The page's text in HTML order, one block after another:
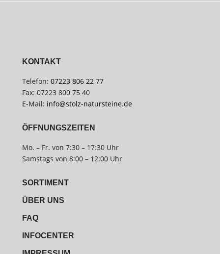
KONTAKT
Telefon: 07223 806 22 77
Fax: 07223 800 75 40
E-Mail: info@stolz-natursteine.de
ÖFFNUNGSZEITEN
Mo. – Fr. von 7:30 – 17:30 Uhr
Samstags von 8:00 – 12:00 Uhr
SORTIMENT
ÜBER UNS
FAQ
INFOCENTER